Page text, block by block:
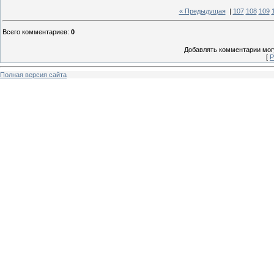
« Предыдущая| 107 108 109
Всего комментариев: 0
Добавлять комментарии
[
Полная версия сайта